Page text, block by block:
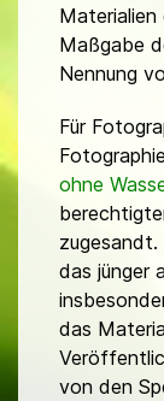
Maßgabe
Nennung
Für
ohne
das jünger
das
von den